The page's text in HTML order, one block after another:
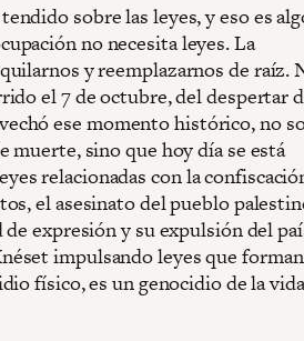
sobre las leyes, y eso es
no necesita leyes. La
y reemplazarnos de raíz.
el 7 de octubre, del despertar
ese momento histórico, no
muerte, sino que hoy día se está
relacionadas con la
el asesinato del pueblo
expresión y su expulsión del
impulsando leyes que forman
físico, es un genocidio de la vida